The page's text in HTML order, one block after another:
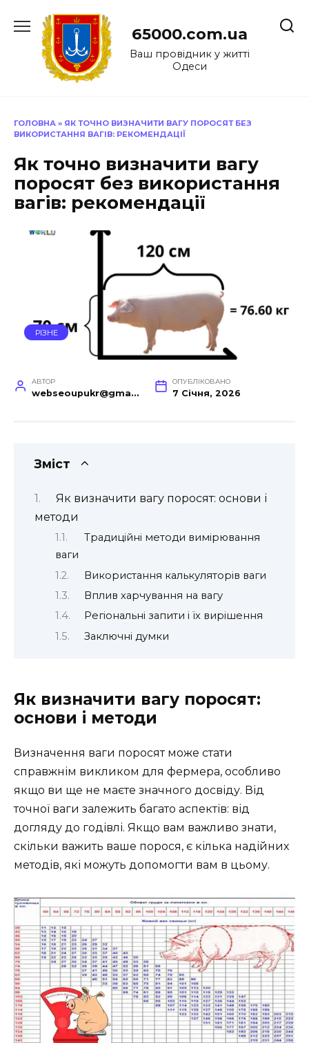
до
65000.com.ua
Ваш провідник у житті
Одеси
ГОЛОВНА » ЯК ТОЧНО ВИЗНАЧИТИ ВАГУ ПОРОСЯТ БЕЗ
ВИКОРИСТАННЯ ВАГІВ: РЕКОМЕНДАЦІЇ
Як точно визначити вагу
поросят без використання
вагів: рекомендації
РІЗНЕ
АВТОР
webseoupukr@gmail.com
ОПУБЛІКОВАНО
7 Січня, 2026
Зміст
Як визначити вагу поросят: основи і
методи
Традиційні методи вимірювання
ваги
Використання калькуляторів ваги
Вплив харчування на вагу
Регіональні запити і їх вирішення
Заключні думки
Як визначити вагу поросят:
основи і методи
Визначення ваги поросят може стати
справжнім викликом для фермера, особливо
якщо ви ще не маєте значного досвіду. Від
точної ваги залежить багато аспектів: від
догляду до годівлі. Якщо вам важливо знати,
скільки важить ваше порося, є кілька надійних
методів, які можуть допомогти вам в цьому.